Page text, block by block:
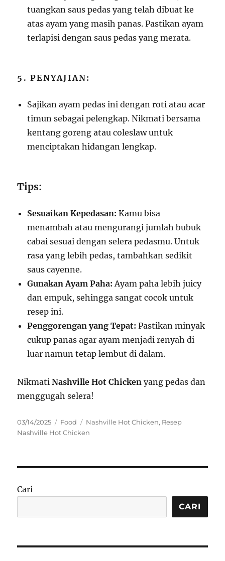
tuangkan saus pedas yang telah dibuat ke
atas ayam yang masih panas. Pastikan ayam
terlapisi dengan saus pedas yang merata.
5. PENYAJIAN:
Sajikan ayam pedas ini dengan roti atau acar
timun sebagai pelengkap. Nikmati bersama
kentang goreng atau coleslaw untuk
menciptakan hidangan lengkap.
Tips:
Sesuaikan Kepedasan: Kamu bisa
menambah atau mengurangi jumlah bubuk
cabai sesuai dengan selera pedasmu. Untuk
rasa yang lebih pedas, tambahkan sedikit
saus cayenne.
Gunakan Ayam Paha: Ayam paha lebih juicy
dan empuk, sehingga sangat cocok untuk
resep ini.
Penggorengan yang Tepat: Pastikan minyak
cukup panas agar ayam menjadi renyah di
luar namun tetap lembut di dalam.
NikmatiNashville Hot Chicken yang pedas dan
menggugah selera!
Posted
on
03/14/2025 Categories
Food Tags
Nashville Hot Chicken, Resep
Nashville Hot Chicken
Cari
CARI